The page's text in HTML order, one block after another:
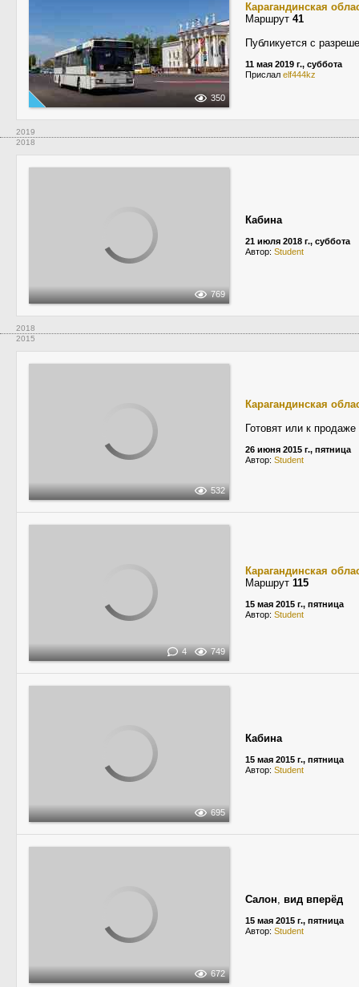
350
Карагандинская
Маршрут 41
Публикуется с
11 мая 2019 г., суббота
Прислал elf444kz
2019
2018
769
Кабина
21 июля 2018 г., суббота
Автор: Student
2018
2015
532
Карагандинская
Готовят или к
26 июня 2015 г., пятница
Автор: Student
4 749
Карагандинская
Маршрут 115
15 мая 2015 г., пятница
Автор: Student
695
Кабина
15 мая 2015 г., пятница
Автор: Student
672
Салон, вид вперёд
15 мая 2015 г., пятница
Автор: Student